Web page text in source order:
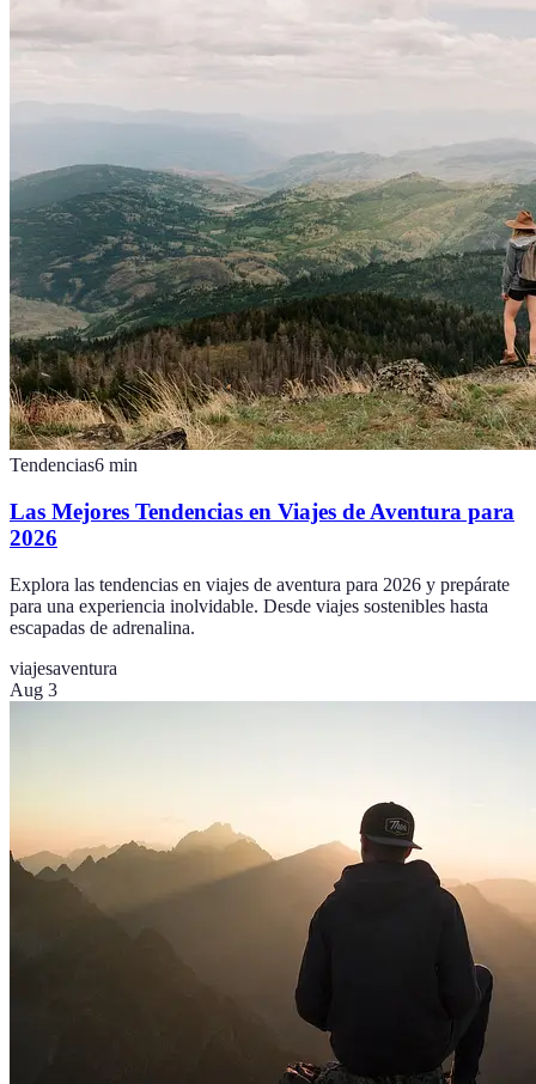
Tendencias6 min
Las Mejores Tendencias en Viajes de Aventura para
2026
Explora las tendencias en viajes de aventura para 2026 y prepárate
para una experiencia inolvidable. Desde viajes sostenibles hasta
escapadas de adrenalina.
viajesaventura
Aug 3